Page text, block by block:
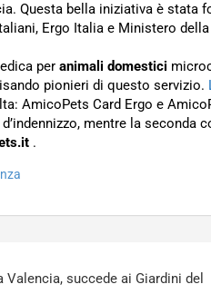
Questa bella iniziativa è stata
Ergo Italia e Ministero della
per animali domestici
pionieri di questo servizio.
AmicoPets Card Ergo e
mentre la seconda
.
succede ai Giardini del